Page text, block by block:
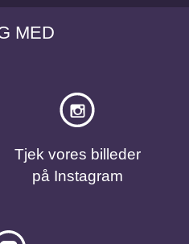
MED
Tjek vores billeder
på Instagram